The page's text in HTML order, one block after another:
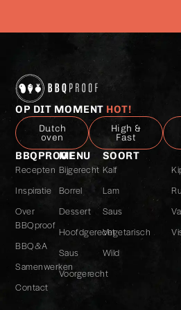
*
OP DIT MOMENT HOT!
Dutch
oven
High &
Fast
BBQPROOF
Recepten
Inspiratie
Over
BBQproof
BBQ&A
Samenwerken
Contact
MENU
Bijgerecht
Borrel
Dessert
Hoofdgerecht
Saus
Voorgerecht
SOORT
Kalf
Lam
Saus
Vegetarisch
Wild